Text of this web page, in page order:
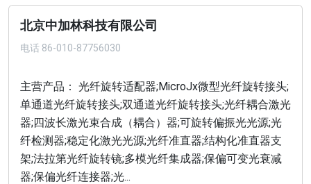
北京中加林科技有限公司
电话 86-010-87756030
主营产品： 光纤旋转适配器;MicroJx微型光纤旋转接头;
单通道光纤旋转接头;双通道光纤旋转接头;光纤耦合激光
器;四波长激光束合成（耦合）器;可旋转偏振光光源;光
纤检测器;稳定化激光光源;光纤准直器;结构化准直器支
架;法拉第光纤旋转镜;多模光纤集成器;保偏可变光衰减
器;保偏光纤连接器;光...